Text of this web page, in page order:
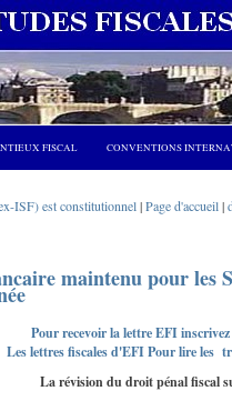
FISCAL CONVENTIONS
ISF) est constitutionnel|Page d'accueil|
maintenu pour les
Pour recevoir la lettre EFI
Les lettres fiscales d'EFI Pour lire les
La révision du droit pénal fiscal